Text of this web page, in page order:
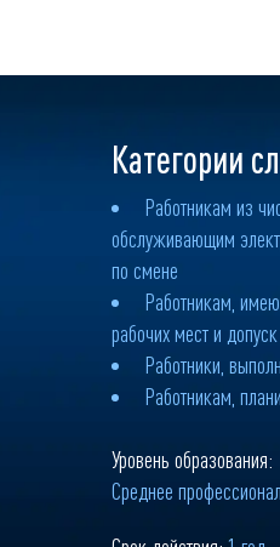
Категории
Работникам из
обслуживающим
по смене
Работникам,
рабочих мест и допуск
Работники,
Работникам,
Уровень образования:
Среднее